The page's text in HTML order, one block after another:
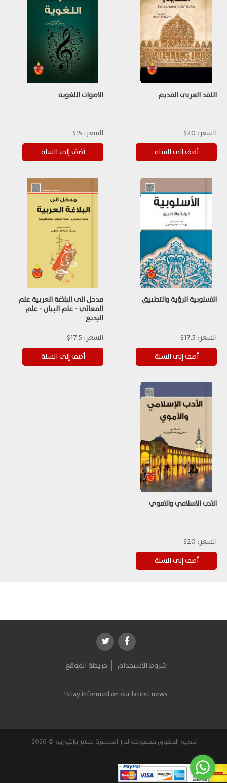
النقد العربي القديم
السعر: 20$
الاصوات اللغوية
السعر: 15$
الاسلوبية الرؤية والتطبيق
السعر: 17.5$
مدخل الى البلاغة العربية علم
المعاني - علم البيان - علم
البديع
السعر: 17.5$
الادب الاسلامي والاموي
السعر: 20$
شروط الاستخدام خريطة الموقع
Stay informed on our latest news!
جميع الحقوق محفوظة لدار المسيرة للنشر والتوزيع © 2026